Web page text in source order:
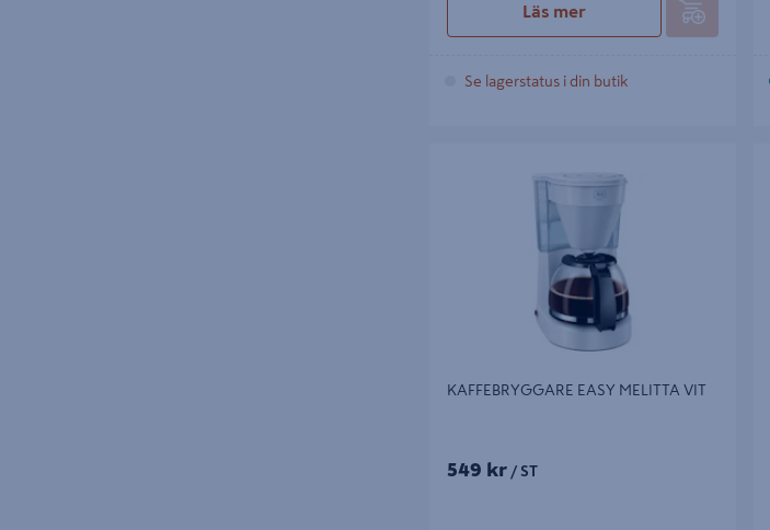
Läs mer
Se lagerstatus i din butik
KAFFEBRYGGARE EASY MELITTA VIT
549 kr / ST